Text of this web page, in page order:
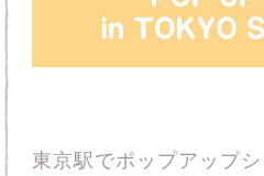
東京駅でポップアップ